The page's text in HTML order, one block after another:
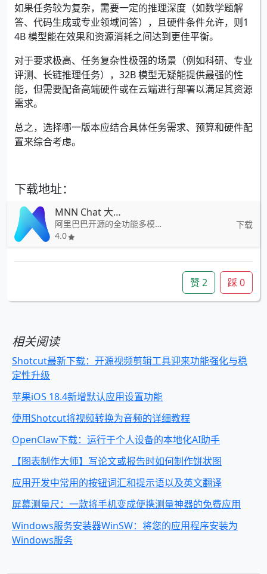
如果任务较为复杂，需要一定的推理深度（如数学题解
答、代码生成或专业领域问答），且硬件条件允许，则1
4B 模型能在效果和资源消耗之间达到更佳平衡。
对于要求极高、任务复杂性极强的场景（例如科研、专业
评测、长链推理任务），32B 模型无疑能提供最强的性
能，但需要配备高端硬件或在云端进行部署以满足其资源
需求。
总之，选择哪一版本应结合具体任务需求、预算和硬件配
置来综合考虑。
下载地址：
MNN Chat 大模型
阿里巴巴开源的全功能多模态语言模型（LLM）安卓应用
4.0
下载
赞2 踩0
相关阅读
Shotcut最新下载：开源视频剪辑工具迎来功能强化与稳
定性升级
苹果iOS 18.4新增默认应用设置功能
使用Shotcut将视频转换为音频的详细教程
OpenClaw下载：运行于个人设备的本地化AI助手
【图表制作大师】写论文或报告时如何制作饼状图
应用开发中常用的按钮词汇和提示语以及英文翻译
屏幕测量尺：一款将手机变成便携测量神器的免费应用
Windows服务安装器WinSW：将您的应用程序安装为
Windows服务